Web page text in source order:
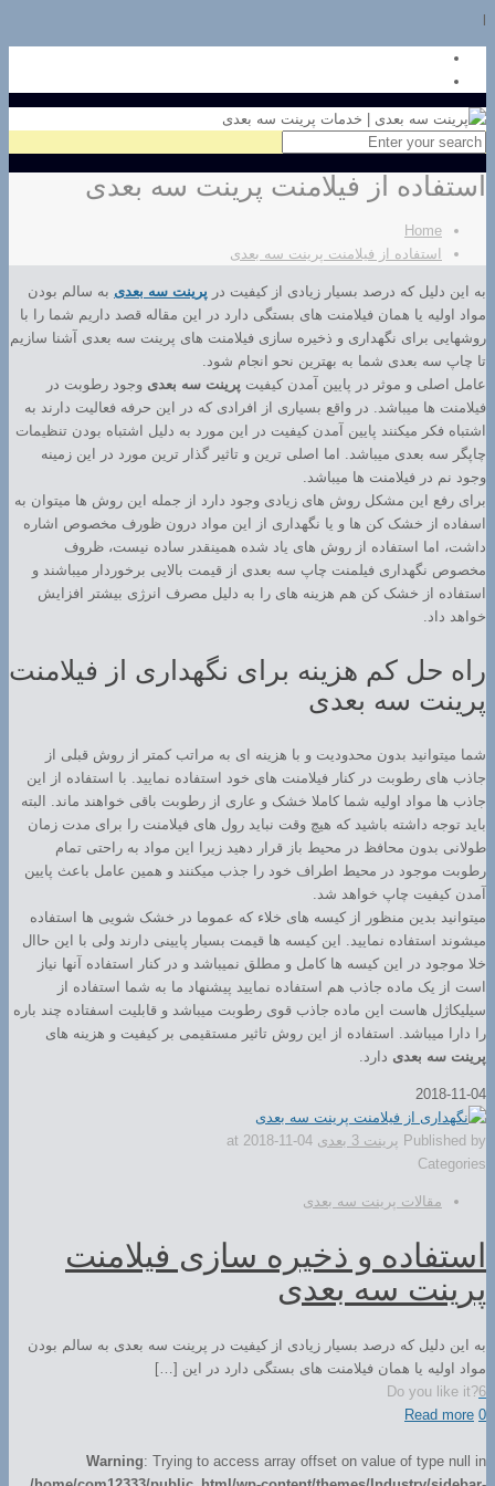
استفاده از فیلامنت پرینت سه بعدی
Home
استفاده از فیلامنت پرینت سه بعدی
به این دلیل که درصد بسیار زیادی از کیفیت در پرینت سه بعدی به سالم بودن
مواد اولیه یا همان فیلامنت های بستگی دارد در این مقاله قصد داریم شما را با
روشهایی برای نگهداری و ذخیره سازی فیلامنت های پرینت سه بعدی آشنا سازیم
تا چاپ سه بعدی شما به بهترین نحو انجام شود.
عامل اصلی و موثر در پایین آمدن کیفیت پرینت سه بعدی وجود رطوبت در
فیلامنت ها میباشد. در واقع بسیاری از افرادی که در این حرفه فعالیت دارند به
اشتباه فکر میکنند پایین آمدن کیفیت در این مورد به دلیل اشتباه بودن تنظیمات
چاپگر سه بعدی میباشد. اما اصلی ترین و تاثیر گذار ترین مورد در این زمینه
وجود نم در فیلامنت ها میباشد.
برای رفع این مشکل روش های زیادی وجود دارد از جمله این روش ها میتوان به
اسفاده از خشک کن ها و یا نگهداری از این مواد درون ظورف مخصوص اشاره
داشت، اما استفاده از روش های یاد شده همینقدر ساده نیست، ظروف
مخصوص نگهداری فیلمنت چاپ سه بعدی از قیمت بالایی برخوردار میباشند و
استفاده از خشک کن هم هزینه های را به دلیل مصرف انرژی بیشتر افزایش
خواهد داد.
راه حل کم هزینه برای نگهداری از فیلامنت
پرینت سه بعدی
شما میتوانید بدون محدودیت و با هزینه ای به مراتب کمتر از روش قبلی از
جاذب های رطوبت در کنار فیلامنت های خود استفاده نمایید. با استفاده از این
جاذب ها مواد اولیه شما کاملا خشک و عاری از رطوبت باقی خواهند ماند. البته
باید توجه داشته باشید که هیچ وقت نباید رول های فیلامنت را برای مدت زمان
طولانی بدون محافظ در محیط باز قرار دهید زیرا این مواد به راحتی تمام
رطوبت موجود در محیط اطراف خود را جذب میکنند و همین عامل باعث پایین
آمدن کیفیت چاپ خواهد شد.
میتوانید بدین منظور از کیسه های خلاء که عموما در خشک شویی ها استفاده
میشوند استفاده نمایید. این کیسه ها قیمت بسیار پایینی دارند ولی با این حاال
خلا موجود در این کیسه ها کامل و مطلق نمیباشد و در کنار استفاده آنها نیاز
است از یک ماده جاذب هم استفاده نمایید پیشنهاد ما به شما استفاده از
سیلیکاژل هاست این ماده جاذب قوی رطوبت میباشد و قابلیت اسفتاده چند باره
را دارا میباشد. استفاده از این روش تاثیر مستقیمی بر کیفیت و هزینه های
پرینت سه بعدی دارد.
2018-11-04
Published by پرینت 3 بعدی at 2018-11-04
Categories
مقالات پرینت سه بعدی
استفاده و ذخیره سازی فیلامنت
پرینت سه بعدی
به این دلیل که درصد بسیار زیادی از کیفیت در پرینت سه بعدی به سالم بودن
مواد اولیه یا همان فیلامنت های بستگی دارد در این […]
Do you like it?6
0
Read more
Warning: Trying to access array offset on value of type null in